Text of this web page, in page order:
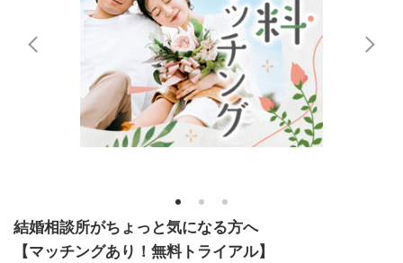
1 2 3
結婚相談所がちょっと気になる方へ
【マッチングあり！無料トライアル】